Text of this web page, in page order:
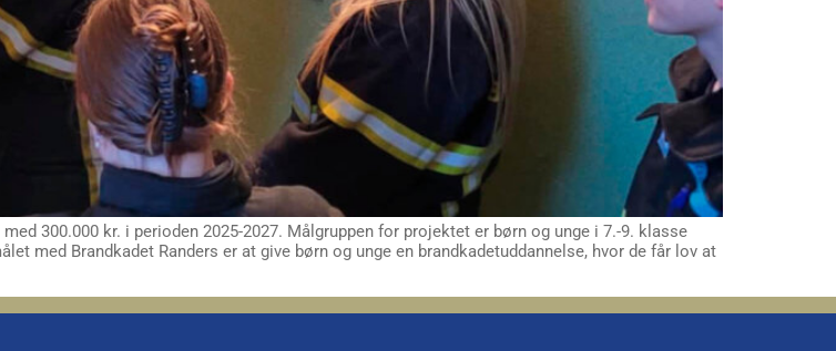
300.000 kr. i perioden 2025-2027. Målgruppen for projektet er børn og unge i 7.-9. klasse
med Brandkadet Randers er at give børn og unge en brandkadetuddannelse, hvor de får lov at